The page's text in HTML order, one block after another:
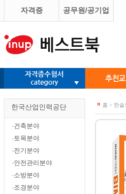
자격증 공무원/공기업
한국산업인력공단
·건축분야
·토목분야
·전기분야
·안전관리분야
·소방분야
·조경분야
홈 > 한